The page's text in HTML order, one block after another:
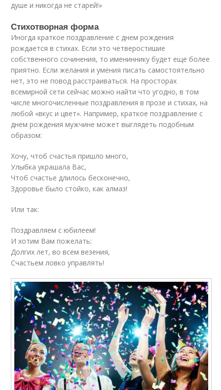
душе и никогда не старей!»
Стихотворная форма
Иногда краткое поздравление с днем рождения
рождается в стихах. Если это четверостишие
собственного сочинения, то имениннику будет еще более
приятно. Если желания и умения писать самостоятельно
нет, это не повод расстраиваться. На просторах
всемирной сети сейчас можно найти что угодно, в том
числе многочисленные поздравления в прозе и стихах, на
любой «вкус и цвет». Например, краткое поздравление с
днем рождения мужчине может выглядеть подобным
образом:
Хочу, чтоб счастья пришло много,
Улыбка украшала Вас,
Чтоб счастье длилось бесконечно,
Здоровье было стойко, как алмаз!
Или так:
Поздравляем с юбилеем!
И хотим Вам пожелать:
Долгих лет, во всем везения,
Счастьем ловко управлять!